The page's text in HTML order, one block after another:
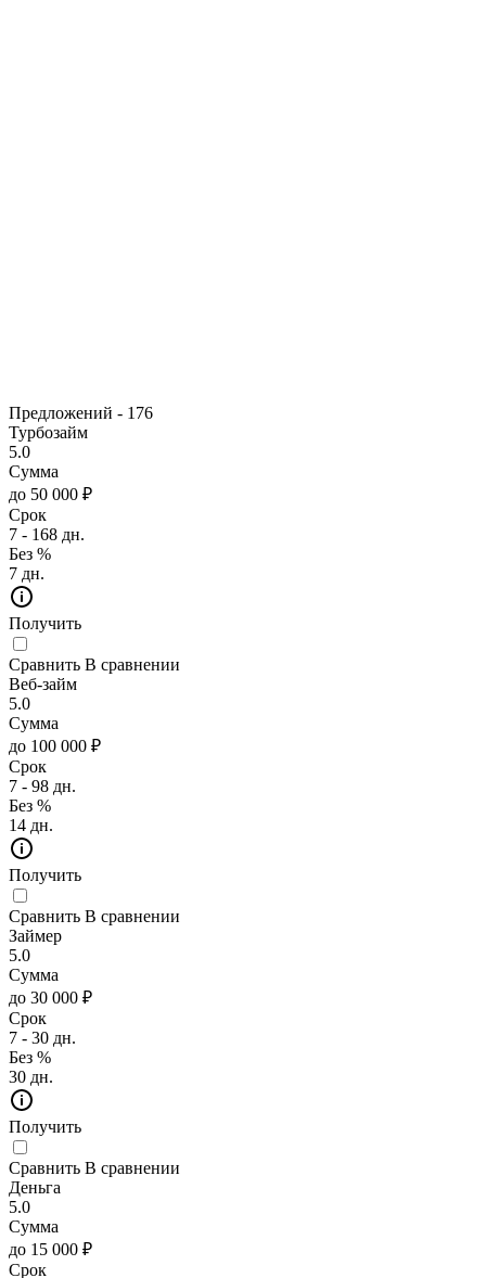
Предложений - 176
Турбозайм
5.0
Сумма
до 50 000 ₽
Срок
7 - 168 дн.
Без %
7 дн.
Получить
Сравнить В сравнении
Веб-займ
5.0
Сумма
до 100 000 ₽
Срок
7 - 98 дн.
Без %
14 дн.
Получить
Сравнить В сравнении
Займер
5.0
Сумма
до 30 000 ₽
Срок
7 - 30 дн.
Без %
30 дн.
Получить
Сравнить В сравнении
Деньга
5.0
Сумма
до 15 000 ₽
Срок